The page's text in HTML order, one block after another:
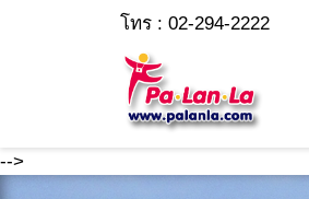
-->
โทร : 02-294-2222